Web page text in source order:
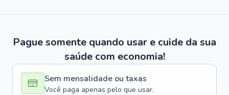
Pague somente quando usar e cuide da sua
saúde com economia!
Sem mensalidade ou taxas
Você paga apenas pelo que usar.